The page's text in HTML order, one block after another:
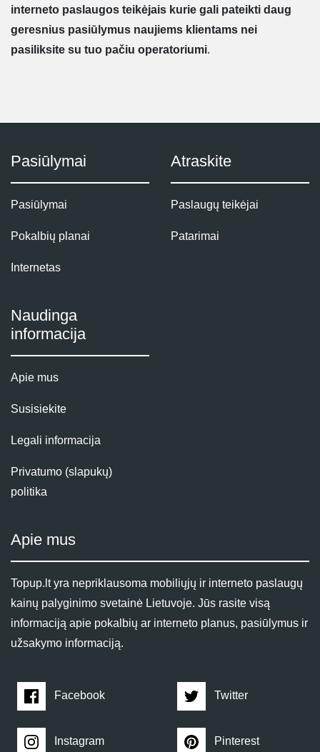
interneto paslaugos teikėjais kurie gali pateikti daug
geresnius pasiūlymus naujiems klientams nei
pasiliksite su tuo pačiu operatoriumi.
Pasiūlymai
Pasiūlymai
Pokalbių planai
Internetas
Atraskite
Paslaugų teikėjai
Patarimai
Naudinga
informacija
Apie mus
Susisiekite
Legali informacija
Privatumo (slapukų)
politika
Apie mus
Topup.lt yra nepriklausoma mobiliųjų ir interneto paslaugų
kainų palyginimo svetainė Lietuvoje. Jūs rasite visą
informaciją apie pokalbių ar interneto planus, pasiūlymus ir
užsakymo informaciją.
Facebook Twitter
Instagram Pinterest